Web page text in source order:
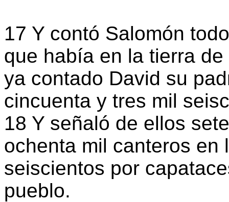
17 Y contó Salomón
que había en la tierra
ya contado David su
cincuenta y tres mil
18 Y señaló de ellos
ochenta mil canteros en
seiscientos por
pueblo.